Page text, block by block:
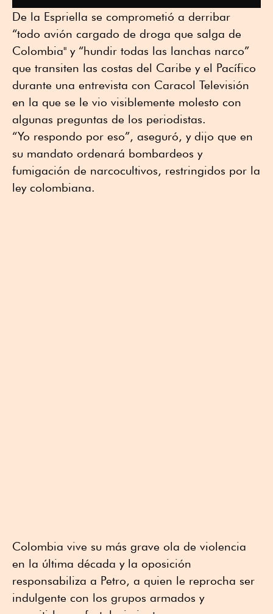
De la Espriella se comprometió a derribar
“todo avión cargado de droga que salga de
Colombia" y “hundir todas las lanchas narco”
que transiten las costas del Caribe y el Pacífico
durante una entrevista con Caracol Televisión
en la que se le vio visiblemente molesto con
algunas preguntas de los periodistas.
“Yo respondo por eso”, aseguró, y dijo que en
su mandato ordenará bombardeos y
fumigación de narcocultivos, restringidos por la
ley colombiana.
Colombia vive su más grave ola de violencia
en la última década y la oposición
responsabiliza a Petro, a quien le reprocha ser
indulgente con los grupos armados y